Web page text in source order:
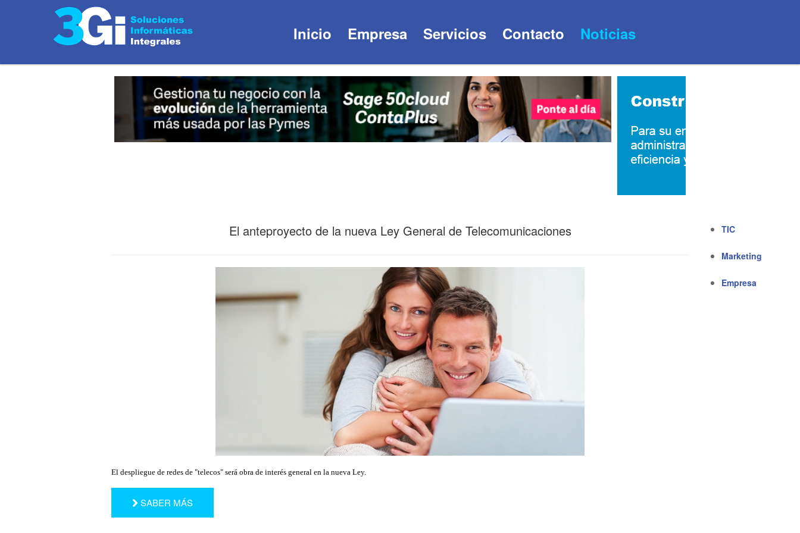
Inicio Empresa Servicios Contacto Noticias
El anteproyecto de la nueva Ley General de Telecomunicaciones
El despliegue de redes de "telecos" será obra de interés general en la nueva Ley.
SABER MÁS
TIC
Marketing
Empresa